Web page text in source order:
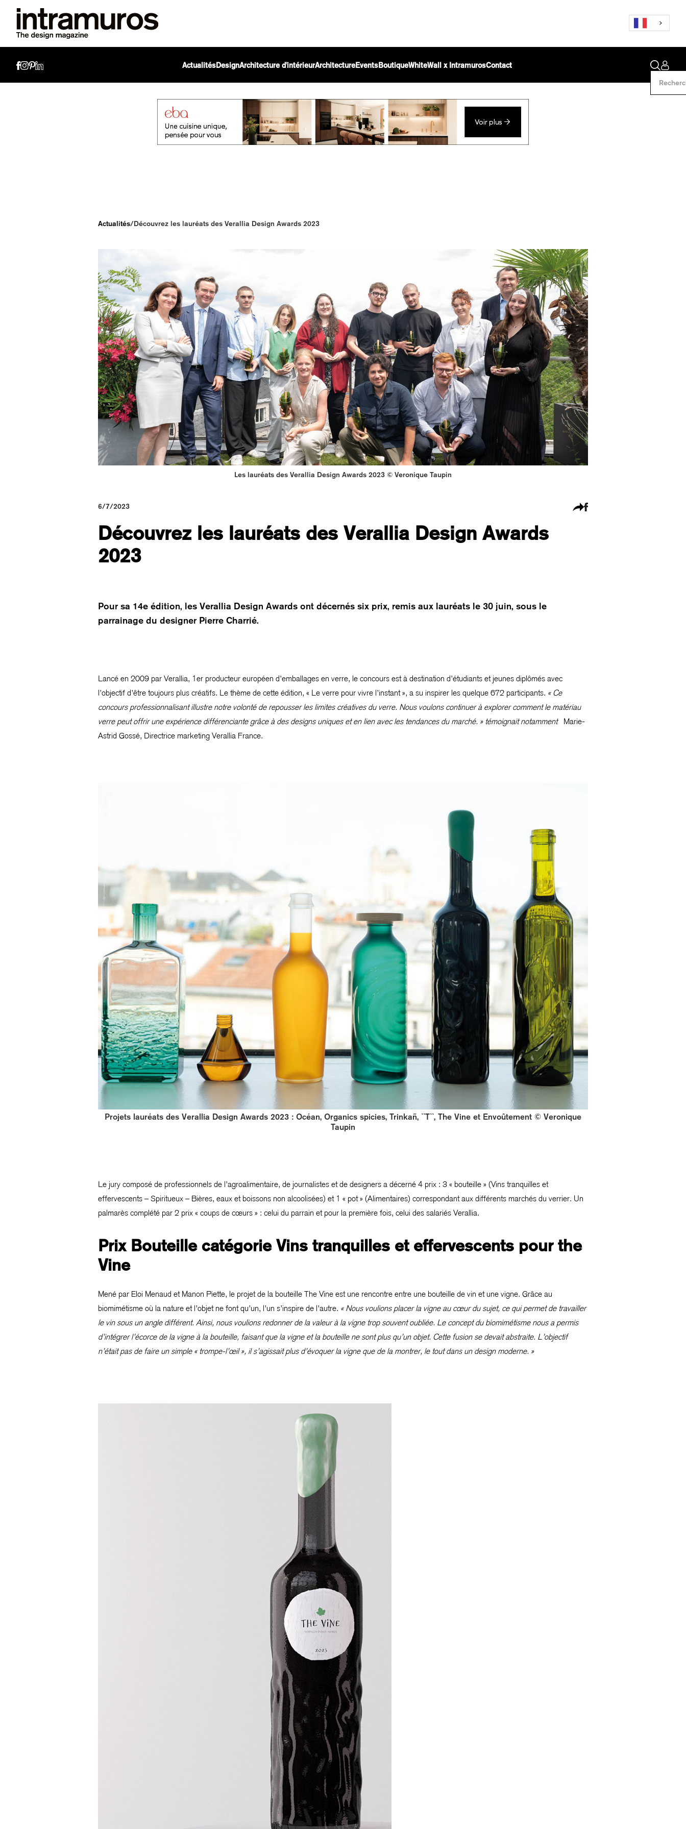
ActualitésDesignArchitecture d'intérieurArchitectureEventsBoutiqueWhiteWall x IntramurosContact
Actualités/Découvrez les lauréats des Verallia Design Awards 2023
Les lauréats des Verallia Design Awards 2023 © Veronique Taupin
6/7/2023
Découvrez les lauréats des Verallia Design Awards
2023
Pour sa 14e édition, les Verallia Design Awards ont décernés six prix, remis aux lauréats le 30 juin, sous le
parrainage du designer Pierre Charrié.
Lancé en 2009 par Verallia, 1er producteur européen d’emballages en verre, le concours est à destination d’étudiants et jeunes diplômés avec
l’objectif d’être toujours plus créatifs. Le thème de cette édition, « Le verre pour vivre l’instant », a su inspirer les quelque 672 participants. « Ce
concours professionnalisant illustre notre volonté de repousser les limites créatives du verre. Nous voulons continuer à explorer comment le matériau
verre peut offrir une expérience différenciante grâce à des designs uniques et en lien avec les tendances du marché. » témoignait notamment Marie-
Astrid Gossé, Directrice marketing Verallia France.
Projets lauréats des Verallia Design Awards 2023 : Océan, Organics spicies, Trinkañ, ``T``, The Vine et Envoûtement © Veronique
Taupin
Le jury composé de professionnels de l’agroalimentaire, de journalistes et de designers a décerné 4 prix : 3 « bouteille » (Vins tranquilles et
effervescents – Spiritueux – Bières, eaux et boissons non alcoolisées) et 1 « pot » (Alimentaires) correspondant aux différents marchés du verrier. Un
palmarès complété par 2 prix « coups de cœurs » : celui du parrain et pour la première fois, celui des salariés Verallia.
Prix Bouteille catégorie Vins tranquilles et effervescents pour the
Vine
Mené par Eloi Menaud et Manon Piette, le projet de la bouteille The Vine est une rencontre entre une bouteille de vin et une vigne. Grâce au
biomimétisme où la nature et l’objet ne font qu’un, l’un s’inspire de l’autre. « Nous voulions placer la vigne au cœur du sujet, ce qui permet de travailler
le vin sous un angle différent. Ainsi, nous voulions redonner de la valeur à la vigne trop souvent oubliée. Le concept du biomimétisme nous a permis
d’intégrer l’écorce de la vigne à la bouteille, faisant que la vigne et la bouteille ne sont plus qu’un objet. Cette fusion se devait abstraite. L’objectif
n’était pas de faire un simple « trompe-l’œil », il s’agissait plus d’évoquer la vigne que de la montrer, le tout dans un design moderne. »